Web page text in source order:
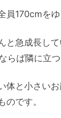
170cmを
急成長して
ば隣に立
と小さいお
です。